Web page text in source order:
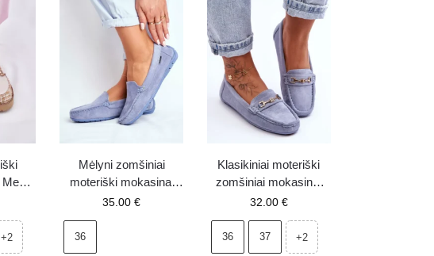
+2
Mėlyni zomšiniai
moteriški mokasinai
Morreno
35.00€
36
Klasikiniai moteriški
zomšiniai mokasinai
Blue Corinell
32.00 €
36 37 +2